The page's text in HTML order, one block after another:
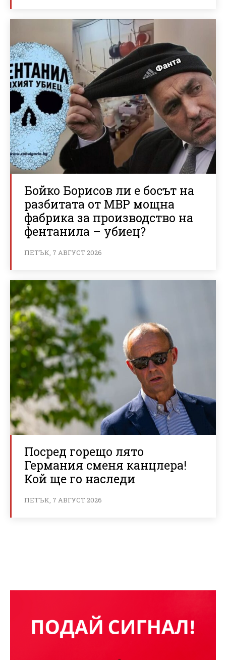
Бойко Борисов ли е босът на
разбитата от МВР мощна
фабрика за производство на
фентанила – убиец?
ПЕТЪК, 7 АВГУСТ 2026
Посред горещо лято
Германия сменя канцлера!
Кой ще го наследи
ПЕТЪК, 7 АВГУСТ 2026